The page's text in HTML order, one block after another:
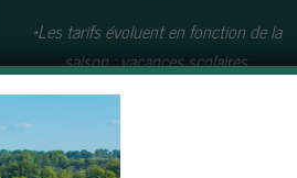
*Les tarifs évoluent en fonction de la
saison : vacances scolaires,
juillet/août et semaine, week-end.
hébergement